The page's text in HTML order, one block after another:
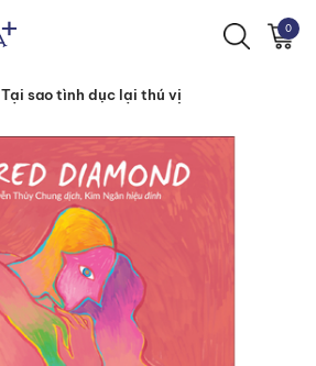
0
Tại sao tình dục lại thú vị